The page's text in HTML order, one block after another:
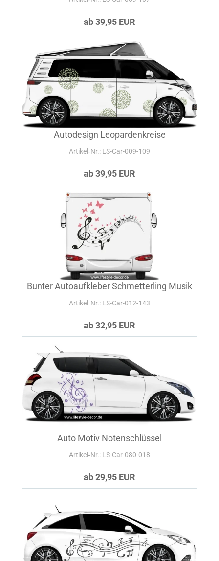
ab 39,95 EUR
Autodesign Leopardenkreise
Artikel‑Nr.: LS-Car-009-109
ab 39,95 EUR
Bunter Autoaufkleber Schmetterling Musik
Artikel‑Nr.: LS-Car-012-143
ab 32,95 EUR
Auto Motiv Notenschlüssel
Artikel‑Nr.: LS-Car-080-018
ab 29,95 EUR